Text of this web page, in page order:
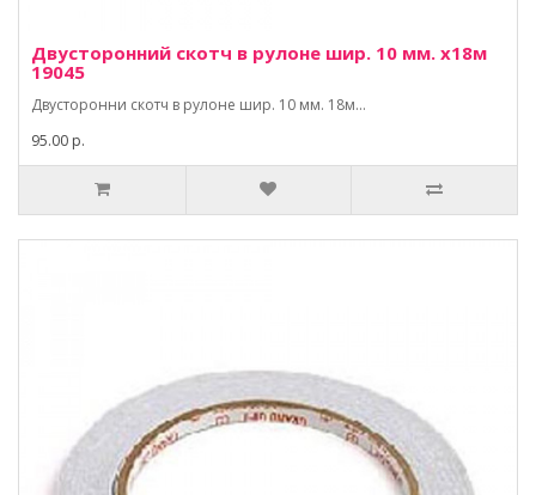
Двусторонний скотч в рулоне шир. 10 мм. х18м
19045
Двусторонни скотч в рулоне шир. 10 мм. 18м...
95.00 р.